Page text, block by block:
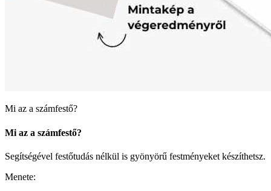
Mi az a számfestő?
Mi az a számfestő?
Segítségével festőtudás nélkül is gyönyörű festményeket készíthetsz.
Menete: